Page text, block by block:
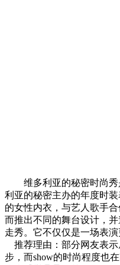
维多利亚的秘密时尚秀
利亚的秘密主办的年度时
的女性内衣，与艺人歌手
而推出不同的舞台设计，
走秀。它不仅仅是一场表
推荐理由：部分网友表示
步，而show的时尚程度也